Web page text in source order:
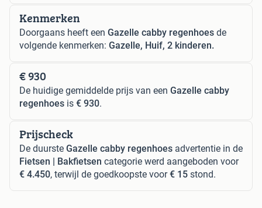
Kenmerken
Doorgaans heeft een Gazelle cabby regenhoes de
volgende kenmerken: Gazelle, Huif, 2 kinderen.
€ 930
De huidige gemiddelde prijs van een Gazelle cabby
regenhoes is € 930.
Prijscheck
De duurste Gazelle cabby regenhoes advertentie in de
Fietsen | Bakfietsen categorie werd aangeboden voor
€ 4.450, terwijl de goedkoopste voor€ 15 stond.